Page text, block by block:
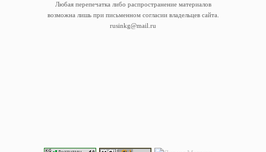
Любая перепечатка либо распространение материалов
возможна лишь при письменном согласии владельцев сайта.
rusinkg@mail.ru